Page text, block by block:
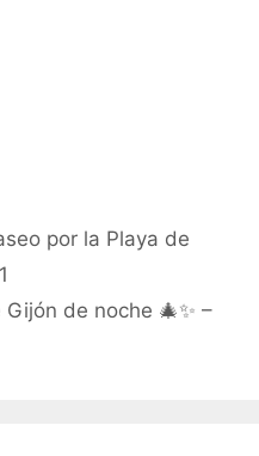
por la Playa de
de noche 🎄✨ –